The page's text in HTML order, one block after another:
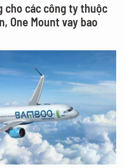
cho các công ty thuộc
One Mount vay bao